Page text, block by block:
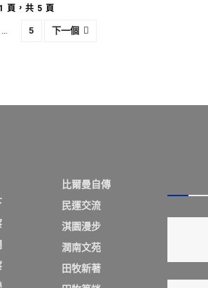
頁，共 5 頁
5 下一個
比爾曼自傳
民運交流
淇園漫步
潤南文苑
田牧新著